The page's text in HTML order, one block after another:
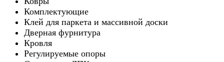
Комплектующие
Клей для паркета и массивной доски
Дверная фурнитура
Кровля
Регулируемые опоры